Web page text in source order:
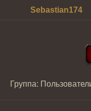
Sebastian174
Группа: